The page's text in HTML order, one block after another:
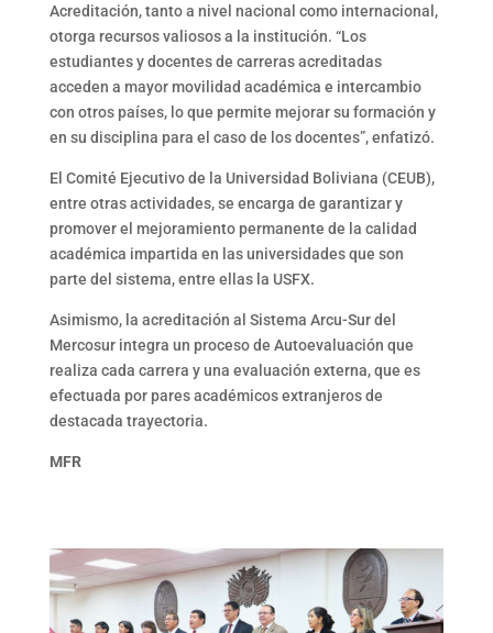
Acreditación, tanto a nivel nacional como internacional,
otorga recursos valiosos a la institución. “Los
estudiantes y docentes de carreras acreditadas
acceden a mayor movilidad académica e intercambio
con otros países, lo que permite mejorar su formación y
en su disciplina para el caso de los docentes”, enfatizó.
El Comité Ejecutivo de la Universidad Boliviana (CEUB),
entre otras actividades, se encarga de garantizar y
promover el mejoramiento permanente de la calidad
académica impartida en las universidades que son
parte del sistema, entre ellas la USFX.
Asimismo, la acreditación al Sistema Arcu-Sur del
Mercosur integra un proceso de Autoevaluación que
realiza cada carrera y una evaluación externa, que es
efectuada por pares académicos extranjeros de
destacada trayectoria.
MFR